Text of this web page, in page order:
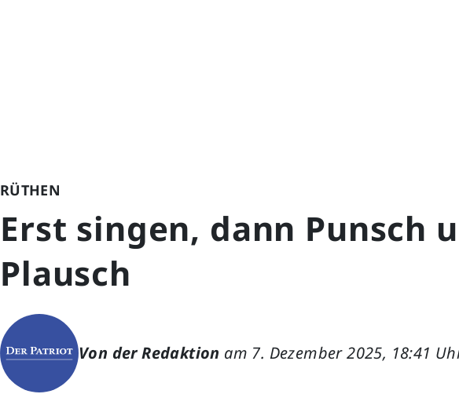
RÜTHEN
Erst singen, dann Punsch
Plausch
Von der Redaktion am 7. Dezember 2025, 18:41